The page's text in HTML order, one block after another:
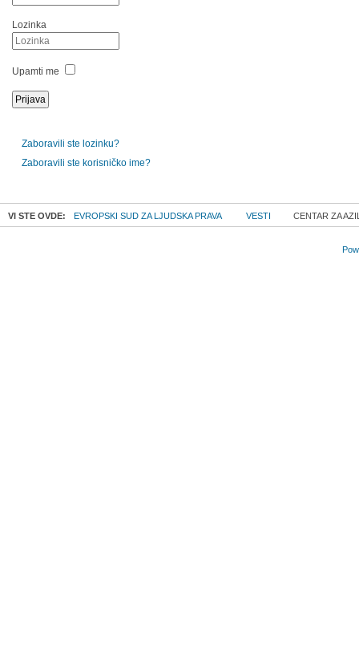
Lozinka
Upamti me
Zaboravili ste lozinku?
Zaboravili ste korisničko ime?
VI STE OVDE: EVROPSKI SUD ZA LJUDSKA PRAVA VESTI CENTAR ZA